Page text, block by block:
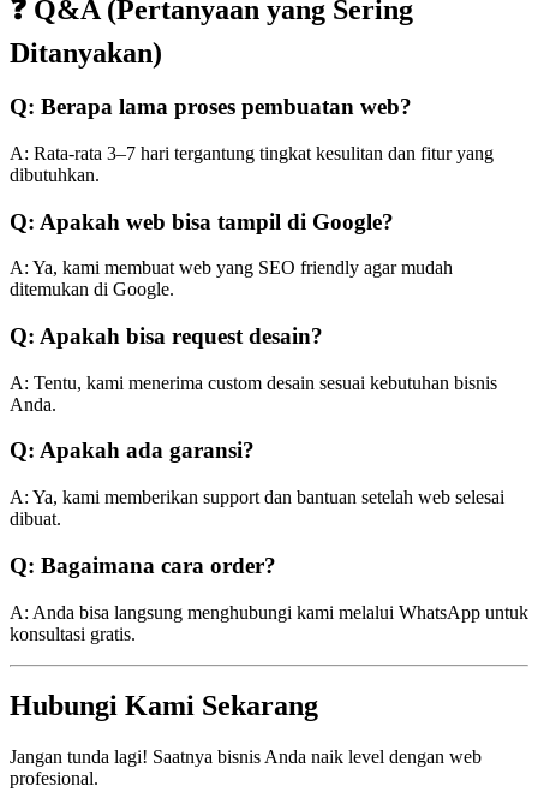
❓ Q&A (Pertanyaan yang Sering
Ditanyakan)
Q: Berapa lama proses pembuatan web?
A: Rata-rata 3–7 hari tergantung tingkat kesulitan dan fitur yang
dibutuhkan.
Q: Apakah web bisa tampil di Google?
A: Ya, kami membuat web yang SEO friendly agar mudah
ditemukan di Google.
Q: Apakah bisa request desain?
A: Tentu, kami menerima custom desain sesuai kebutuhan bisnis
Anda.
Q: Apakah ada garansi?
A: Ya, kami memberikan support dan bantuan setelah web selesai
dibuat.
Q: Bagaimana cara order?
A: Anda bisa langsung menghubungi kami melalui WhatsApp untuk
konsultasi gratis.
Hubungi Kami Sekarang
Jangan tunda lagi! Saatnya bisnis Anda naik level dengan web
profesional.